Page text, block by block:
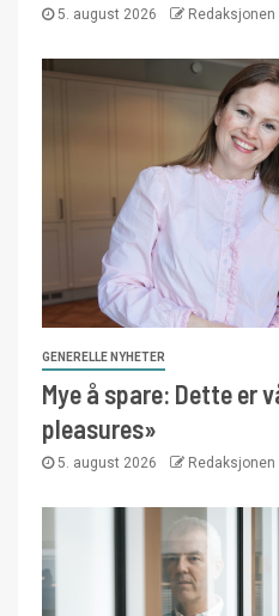
5. august 2026 Redaksjonen
GENERELLE NYHETER
Mye å spare: Dette er
pleasures»
5. august 2026 Redaksjonen